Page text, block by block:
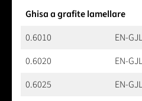
Ghisa a grafite lamellare
0.6010
EN-
0.6020
EN-
0.6025
EN-